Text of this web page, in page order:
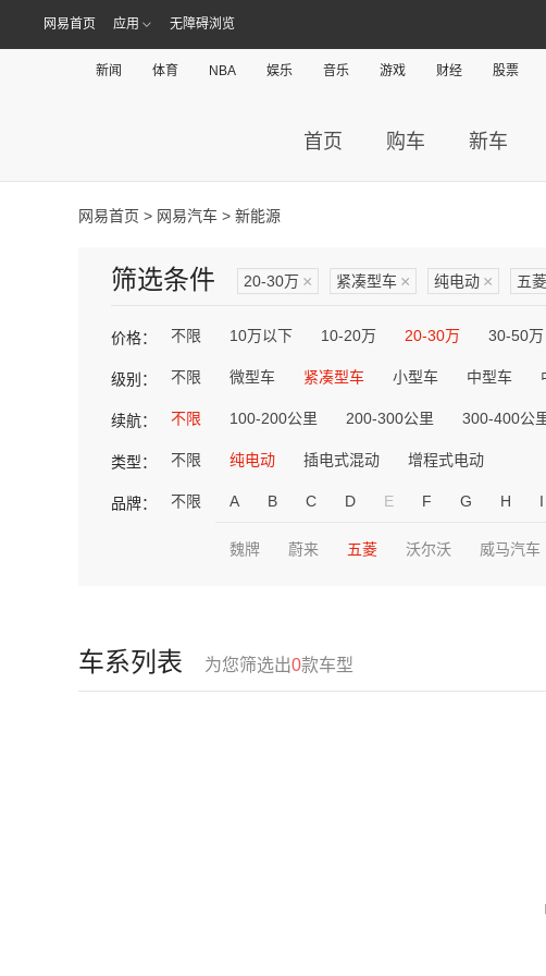
网易首页 应用 无障碍浏览
新闻 体育 NBA 娱乐 音乐 游戏 财经 股票
首页 购车 新车
网易首页 > 网易汽车 > 新能源
筛选条件 20-30万 × 紧凑型车 × 纯电动 × 五菱
价格： 不限 10万以下 10-20万 20-30万 30-50万
级别： 不限 微型车 紧凑型车 小型车 中型车
续航： 不限 100-200公里 200-300公里 300-400公
类型： 不限 纯电动 插电式混动 增程式电动
品牌： 不限 A B C D E F G H I
魏牌 蔚来 五菱 沃尔沃 威马汽车
车系列表 为您筛选出0款车型